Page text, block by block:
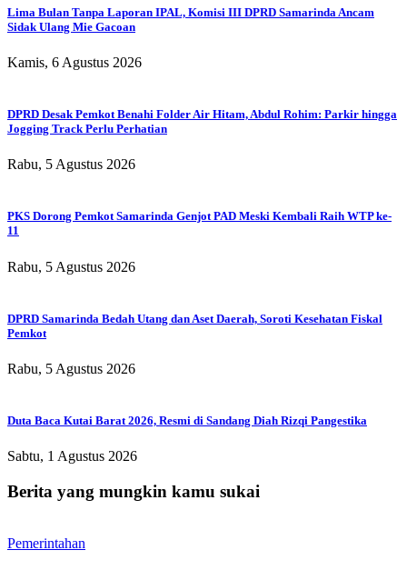
Lima Bulan Tanpa Laporan IPAL, Komisi III DPRD Samarinda Ancam
Sidak Ulang Mie Gacoan
Kamis, 6 Agustus 2026
DPRD Desak Pemkot Benahi Folder Air Hitam, Abdul Rohim: Parkir hingga
Jogging Track Perlu Perhatian
Rabu, 5 Agustus 2026
PKS Dorong Pemkot Samarinda Genjot PAD Meski Kembali Raih WTP ke-
11
Rabu, 5 Agustus 2026
DPRD Samarinda Bedah Utang dan Aset Daerah, Soroti Kesehatan Fiskal
Pemkot
Rabu, 5 Agustus 2026
Duta Baca Kutai Barat 2026, Resmi di Sandang Diah Rizqi Pangestika
Sabtu, 1 Agustus 2026
Berita yang mungkin kamu sukai
Pemerintahan